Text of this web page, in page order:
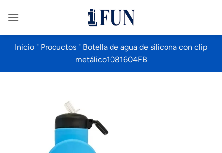
Inicio " Productos " Botella de agua de silicona con clip
metálico1081604FB